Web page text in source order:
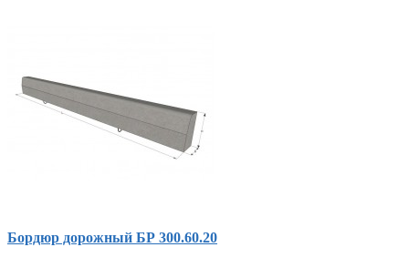
Бордюр дорожный БР 300.60.20